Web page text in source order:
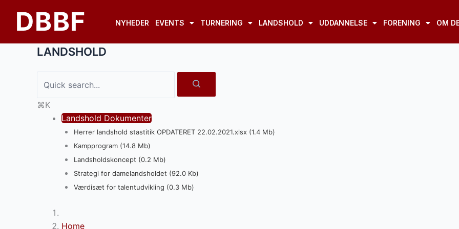
indholdetDBBF NYHEDER EVENTS TURNERING LANDSHOLD UDDANNELSE FORENING OM
LANDSHOLD
⌘K
Landshold Dokumenter
Herrer landshold stastitik OPDATERET 22.02.2021.xlsx (1.4 Mb)
Kampprogram (14.8 Mb)
Landsholdskoncept (0.2 Mb)
Strategi for damelandsholdet (92.0 Kb)
Værdisæt for talentudvikling (0.3 Mb)
Home